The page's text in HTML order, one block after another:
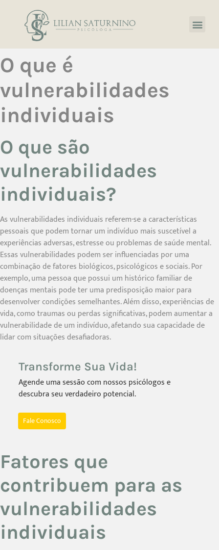
O que é
vulnerabilidades
individuais
O que são
vulnerabilidades
individuais?
As vulnerabilidades individuais referem-se a características
pessoais que podem tornar um indivíduo mais suscetível a
experiências adversas, estresse ou problemas de saúde mental.
Essas vulnerabilidades podem ser influenciadas por uma
combinação de fatores biológicos, psicológicos e sociais. Por
exemplo, uma pessoa que possui um histórico familiar de
doenças mentais pode ter uma predisposição maior para
desenvolver condições semelhantes. Além disso, experiências de
vida, como traumas ou perdas significativas, podem aumentar a
vulnerabilidade de um indivíduo, afetando sua capacidade de
lidar com situações desafiadoras.
Transforme Sua Vida!
Agende uma sessão com nossos psicólogos e
descubra seu verdadeiro potencial.
Fale Conosco
Fatores que
contribuem para as
vulnerabilidades
individuais